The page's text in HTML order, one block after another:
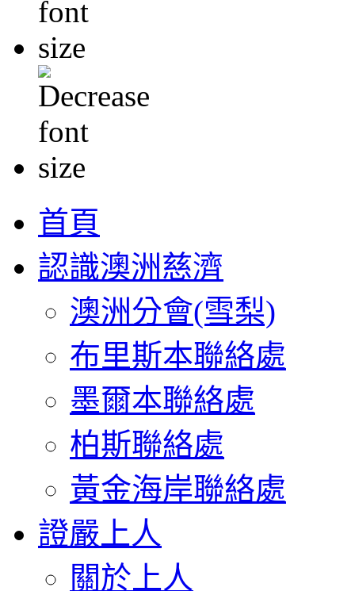
首頁
認識澳洲慈濟
澳洲分會(雪梨)
布里斯本聯絡處
墨爾本聯絡處
柏斯聯絡處
黃金海岸聯絡處
證嚴上人
關於上人